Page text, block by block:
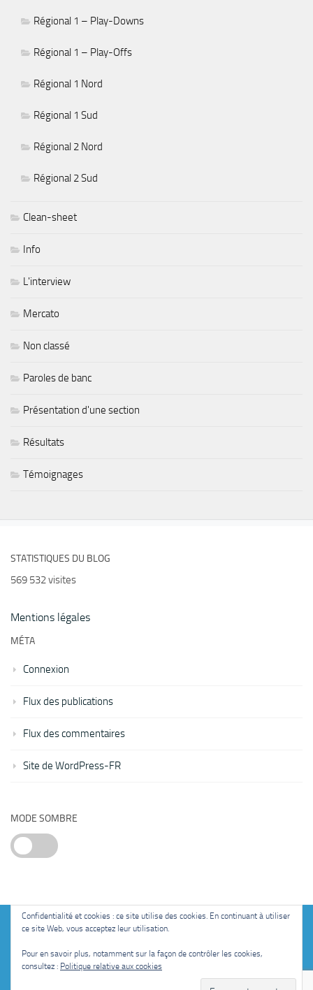
Régional 1 – Play-Downs
Régional 1 – Play-Offs
Régional 1 Nord
Régional 1 Sud
Régional 2 Nord
Régional 2 Sud
Clean-sheet
Info
L'interview
Mercato
Non classé
Paroles de banc
Présentation d'une section
Résultats
Témoignages
STATISTIQUES DU BLOG
569 532 visites
Mentions légales
MÉTA
Connexion
Flux des publications
Flux des commentaires
Site de WordPress-FR
MODE SOMBRE
Fièrement propulsé par - Conçu parThème Hueman
Confidentialité et cookies : ce site utilise des cookies. En continuant à utiliser
ce site Web, vous acceptez leur utilisation.
Pour en savoir plus, notamment sur la façon de contrôler les cookies,
consultez : Politique relative aux cookies